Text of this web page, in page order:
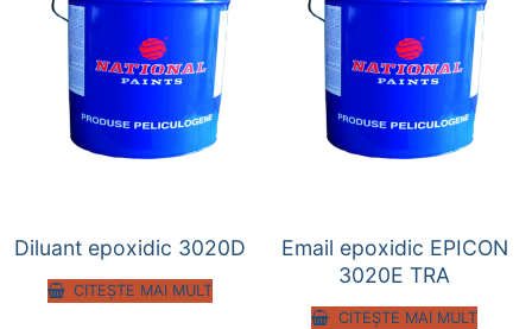
Diluant epoxidic 3020D
CITEȘTE MAI MULT
Email epoxidic EPICON
3020E TRA
CITEȘTE MAI MULT